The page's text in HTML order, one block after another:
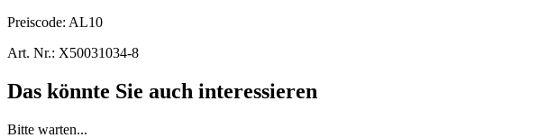
Preiscode: AL10
Art. Nr.: X50031034-8
Das könnte Sie auch interessieren
Bitte warten...